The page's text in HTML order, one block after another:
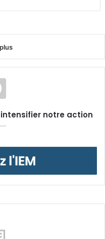
notre action